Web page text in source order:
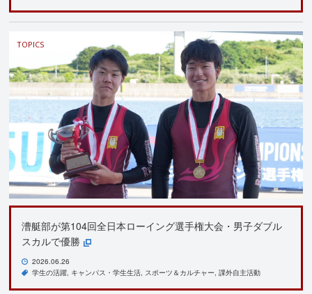
TOPICS
漕艇部が第104回全日本ローイング選手権大会・男子ダブル
スカルで優勝
2026.06.26
学生の活躍 キャンパス・学生生活 スポーツ＆カルチャー 課外自主活動